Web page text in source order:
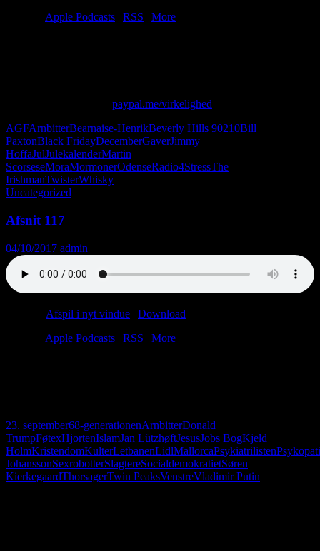
Apple Podcasts RSS
More
paypal.me/virkelighed
AGFArnbitterBearnaise-HenrikBeverly Hills 90210Bill
PaxtonBlack FridayDecemberGaverJimmy
HoffaJulJulekalenderMartin
ScorseseMoraMormonerOdenseRadio4StressThe
IrishmanTwisterWhisky
Uncategorized
Afsnit 117
04/10/2017 admin
Afspil i nyt vindue Download
Apple Podcasts RSS
More
23. september68-generationenArnbitterDonald
TrumpFøtexHjortenIslamJan LützhøftJesusJobs BogKjeld
HolmKristendomKulterLetbanenLidlMallorcaPsykiatrilistenPsykopati
JohanssonSexrobotterSlagtereSocialdemokratietSøren
KierkegaardThorsagerTwin PeaksVenstreVladimir Putin